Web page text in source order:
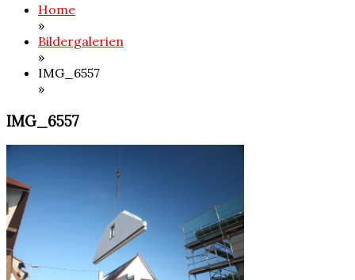
Home
»
Bildergalerien
»
IMG_6557
»
IMG_6557